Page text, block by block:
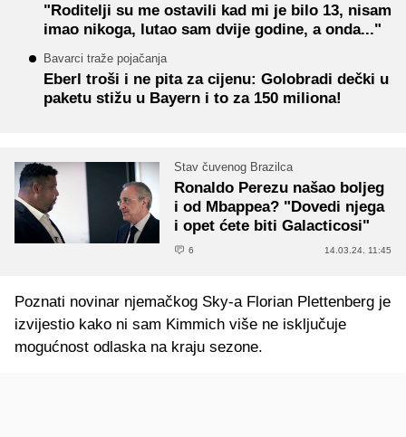
"Roditelji su me ostavili kad mi je bilo 13, nisam
imao nikoga, lutao sam dvije godine, a onda..."
Bavarci traže pojačanja
Eberl troši i ne pita za cijenu: Golobradi dečki u
paketu stižu u Bayern i to za 150 miliona!
Stav čuvenog Brazilca
Ronaldo Perezu našao boljeg
i od Mbappea? "Dovedi njega
i opet ćete biti Galacticosi"
6 14.03.24. 11:45
Poznati novinar njemačkog Sky-a Florian Plettenberg je
izvijestio kako ni sam Kimmich više ne isključuje
mogućnost odlaska na kraju sezone.